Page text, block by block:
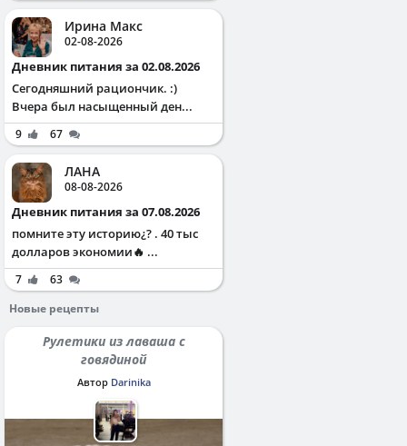
Ирина Макс
02-08-2026
Дневник питания за 02.08.2026
Сегодняшний рациончик. :)
Вчера был насыщенный ден...
9 67
ЛАНА
08-08-2026
Дневник питания за 07.08.2026
помните эту историю¿? . 40 тыс
долларов экономии🔥 ...
7
63
Новые рецепты
Рулетики из лаваша с
говядиной
Автор Darinika